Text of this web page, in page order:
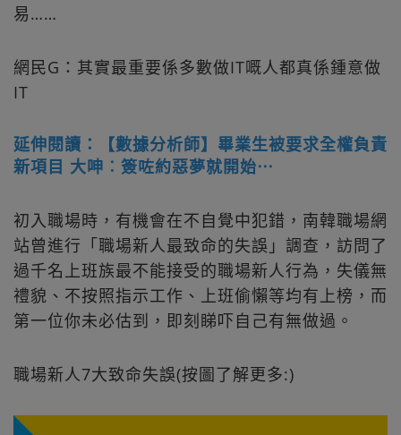
易……
網民G：其實最重要係多數做IT嘅人都真係鍾意做
IT
延伸閱讀：【數據分析師】畢業生被要求全權負責
新項目 大呻︰簽咗約惡夢就開始⋯
初入職場時，有機會在不自覺中犯錯，南韓職場網
站曾進行「職場新人最致命的失誤」調查，訪問了
過千名上班族最不能接受的職場新人行為，失儀無
禮貌、不按照指示工作、上班偷懶等均有上榜，而
第一位你未必估到，即刻睇吓自己有無做過。
職場新人7大致命失誤(按圖了解更多:)